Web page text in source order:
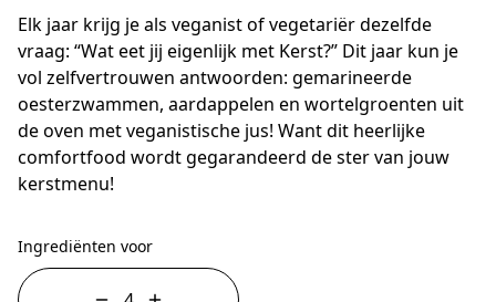
Elk jaar krijg je als veganist of vegetariër dezelfde
vraag: “Wat eet jij eigenlijk met Kerst?” Dit jaar kun je
vol zelfvertrouwen antwoorden: gemarineerde
oesterzwammen, aardappelen en wortelgroenten uit
de oven met veganistische jus! Want dit heerlijke
comfortfood wordt gegarandeerd de ster van jouw
kerstmenu!
Ingrediënten voor